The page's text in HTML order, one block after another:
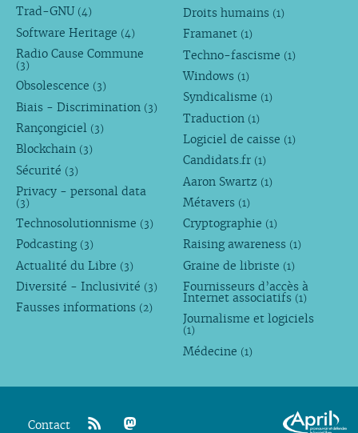
Trad-GNU (4)
Software Heritage (4)
Radio Cause Commune
(3)
Obsolescence (3)
Biais - Discrimination (3)
Rançongiciel (3)
Blockchain (3)
Sécurité (3)
Privacy - personal data
(3)
Technosolutionnisme (3)
Podcasting (3)
Actualité du Libre (3)
Diversité - Inclusivité (3)
Fausses informations (2)
Droits humains (1)
Framanet (1)
Techno-fascisme (1)
Windows (1)
Syndicalisme (1)
Traduction (1)
Logiciel de caisse (1)
Candidats.fr (1)
Aaron Swartz (1)
Métavers (1)
Cryptographie (1)
Raising awareness (1)
Graine de libriste (1)
Fournisseurs d’accès à
Internet associatifs (1)
Journalisme et logiciels
(1)
Médecine (1)
Contact